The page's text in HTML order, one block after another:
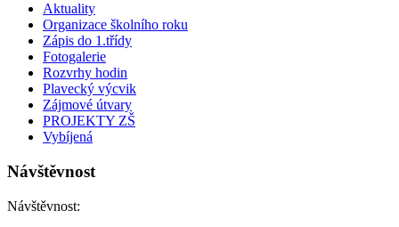
Aktuality
Organizace školního roku
Zápis do 1.třídy
Fotogalerie
Rozvrhy hodin
Plavecký výcvik
Zájmové útvary
PROJEKTY ZŠ
Vybíjená
Návštěvnost
Návštěvnost: